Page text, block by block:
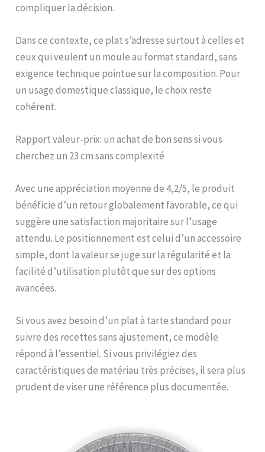
compliquer la décision.
Dans ce contexte, ce plat s’adresse surtout à celles et
ceux qui veulent un moule au format standard, sans
exigence technique pointue sur la composition. Pour
un usage domestique classique, le choix reste
cohérent.
Rapport valeur-prix: un achat de bon sens si vous
cherchez un 23 cm sans complexité
Avec une appréciation moyenne de 4,2/5, le produit
bénéficie d’un retour globalement favorable, ce qui
suggère une satisfaction majoritaire sur l’usage
attendu. Le positionnement est celui d’un accessoire
simple, dont la valeur se juge sur la régularité et la
facilité d’utilisation plutôt que sur des options
avancées.
Si vous avez besoin d’un plat à tarte standard pour
suivre des recettes sans ajustement, ce modèle
répond à l’essentiel. Si vous privilégiez des
caractéristiques de matériau très précises, il sera plus
prudent de viser une référence plus documentée.